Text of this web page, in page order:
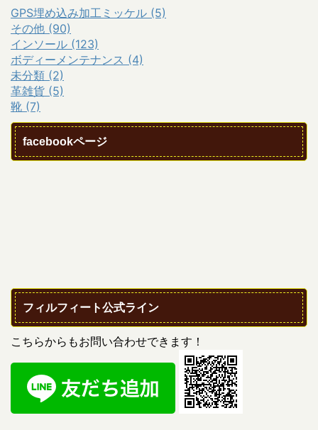
GPS埋め込み加工ミッケル (5)
その他 (90)
インソール (123)
ボディーメンテナンス (4)
未分類 (2)
革雑貨 (5)
靴 (7)
facebookページ
フィルフィート公式ライン
こちらからもお問い合わせできます！